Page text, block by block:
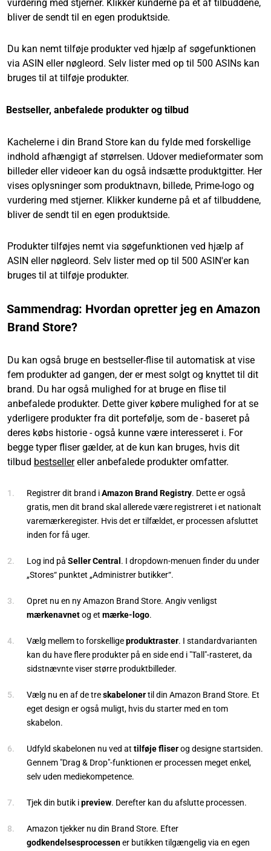
vurdering med stjerner. Klikker kunderne på et af tilbuddene,
bliver de sendt til en egen produktside.
Du kan nemt tilføje produkter ved hjælp af søgefunktionen
via ASIN eller nøgleord. Selv lister med op til 500 ASINs kan
bruges til at tilføje produkter.
Bestseller, anbefalede produkter og tilbud
Kachelerne i din Brand Store kan du fylde med forskellige
indhold afhængigt af størrelsen. Udover medieformater som
billeder eller videoer kan du også indsætte produktgitter. Her
vises oplysninger som produktnavn, billede, Prime-logo og
vurdering med stjerner. Klikker kunderne på et af tilbuddene,
bliver de sendt til en egen produktside.
Produkter tilføjes nemt via søgefunktionen ved hjælp af
ASIN eller nøgleord. Selv lister med op til 500 ASIN'er kan
bruges til at tilføje produkter.
Sammendrag: Hvordan opretter jeg en Amazon
Brand Store?
Du kan også bruge en bestseller-flise til automatisk at vise
fem produkter ad gangen, der er mest solgt og knyttet til dit
brand. Du har også mulighed for at bruge en flise til
anbefalede produkter. Dette giver købere mulighed for at se
yderligere produkter fra dit portefølje, som de - baseret på
deres købs historie - også kunne være interesseret i. For
begge typer fliser gælder, at de kun kan bruges, hvis dit
tilbud bestsellereller anbefalede produkter omfatter.
Registrer dit brand iAmazon Brand Registry. Dette er også
gratis, men dit brand skal allerede være registreret i et nationalt
varemærkeregister. Hvis det er tilfældet, er processen afsluttet
inden for få uger.
Log ind på Seller Central . I dropdown-menuen finder du under
„Stores“ punktet „Administrer butikker“.
Opret nu en ny Amazon Brand Store. Angiv venligst
mærkenavnetog et mærke-logo.
Vælg mellem to forskelligeproduktraster. I standardvarianten
kan du have flere produkter på en side end i "Tall"-rasteret, da
sidstnævnte viser større produktbilleder.
Vælg nu en af de treskabelonertil din Amazon Brand Store. Et
eget design er også muligt, hvis du starter med en tom
skabelon.
Udfyld skabelonen nu ved at tilføje fliserog designe startsiden.
Gennem "Drag & Drop"-funktionen er processen meget enkel,
selv uden mediekompetence.
Tjek din butik ipreview. Derefter kan du afslutte processen.
Amazon tjekker nu din Brand Store. Efter
godkendelsesprocessener butikken tilgængelig via en egen